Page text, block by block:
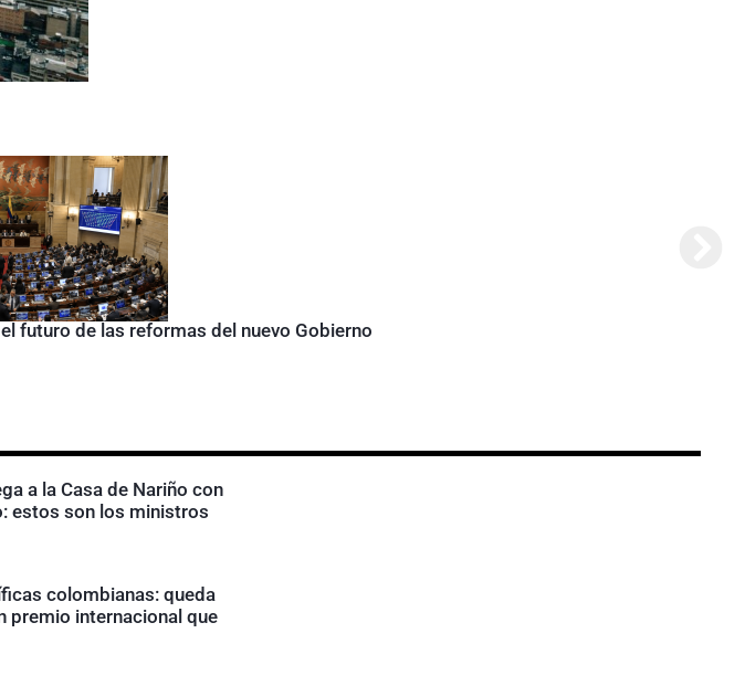
futuro de las reformas del nuevo Gobierno
a la Casa de Nariño con
estos son los ministros
colombianas: queda
premio internacional que